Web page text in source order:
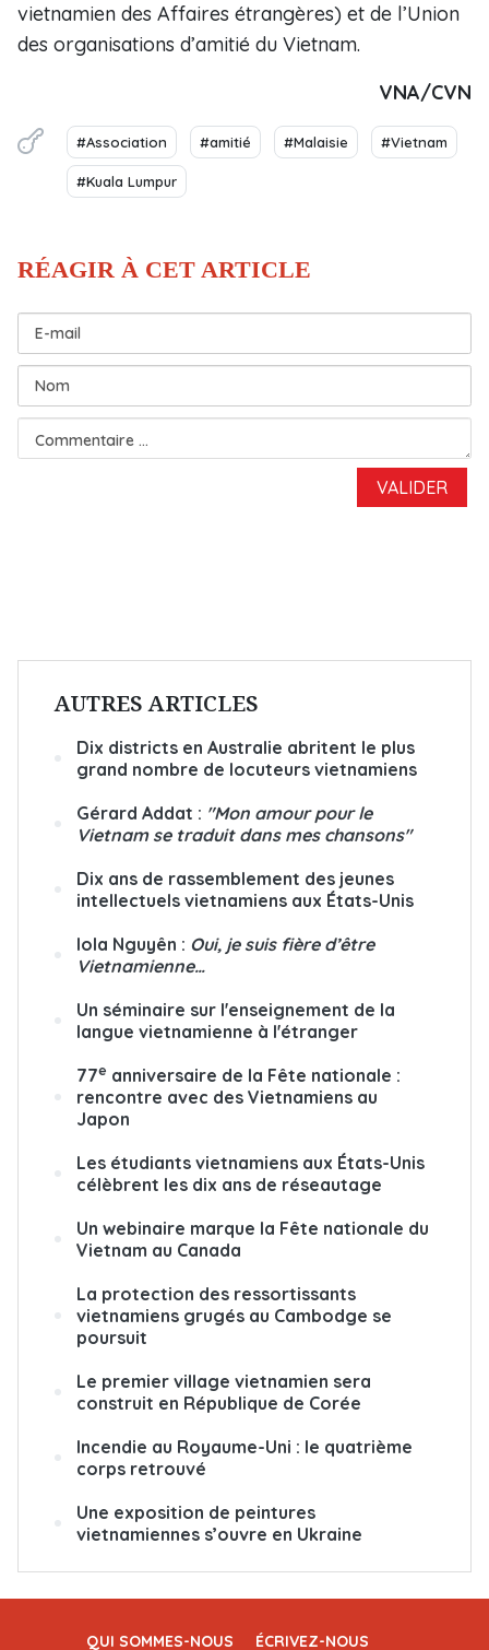
vietnamien des Affaires étrangères) et de l’Union
des organisations d’amitié du Vietnam.
VNA/CVN
#Association #amitié #Malaisie #Vietnam
#Kuala Lumpur
AUTRES ARTICLES
Dix districts en Australie abritent le plus
grand nombre de locuteurs vietnamiens
Gérard Addat : "Mon amour pour le
Vietnam se traduit dans mes chansons"
Dix ans de rassemblement des jeunes
intellectuels vietnamiens aux États-Unis
Iola Nguyên : Oui, je suis fière d’être
Vietnamienne…
Un séminaire sur l'enseignement de la
langue vietnamienne à l'étranger
77e anniversaire de la Fête nationale :
rencontre avec des Vietnamiens au
Japon
Les étudiants vietnamiens aux États-Unis
célèbrent les dix ans de réseautage
Un webinaire marque la Fête nationale du
Vietnam au Canada
La protection des ressortissants
vietnamiens grugés au Cambodge se
poursuit
Le premier village vietnamien sera
construit en République de Corée
Incendie au Royaume-Uni : le quatrième
corps retrouvé
Une exposition de peintures
vietnamiennes s’ouvre en Ukraine
QUI SOMMES-NOUS ÉCRIVEZ-NOUS